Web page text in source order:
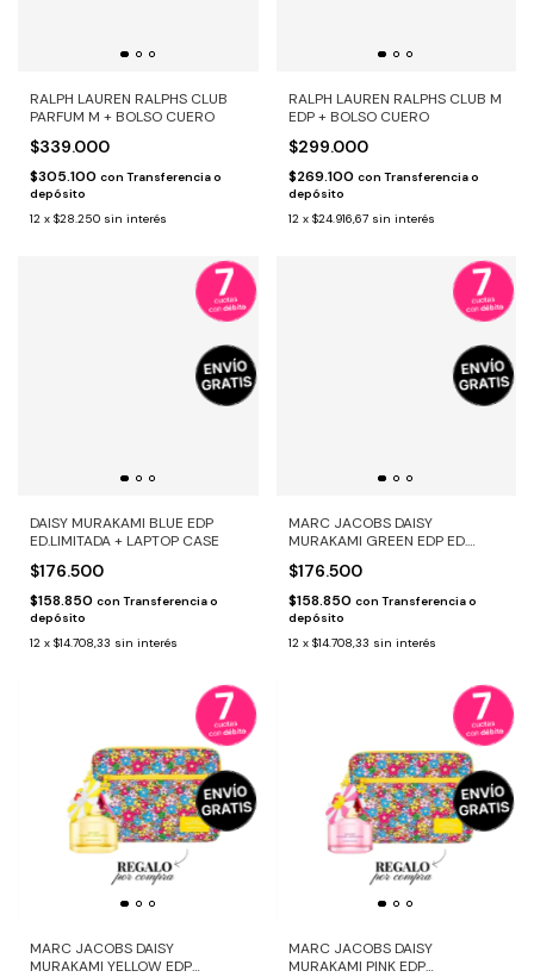
RALPH LAUREN RALPHS CLUB
PARFUM M + BOLSO CUERO
$339.000
$305.100 con Transferencia o
depósito
12 x $28.250 sin interés
RALPH LAUREN RALPHS CLUB M
EDP + BOLSO CUERO
$299.000
$269.100 con Transferencia o
depósito
12 x $24.916,67 sin interés
DAISY MURAKAMI BLUE EDP
ED.LIMITADA + LAPTOP CASE
$176.500
$158.850 con Transferencia o
depósito
12 x $14.708,33 sin interés
MARC JACOBS DAISY
MURAKAMI GREEN EDP ED.
$176.500
$158.850 con Transferencia o
depósito
12 x $14.708,33 sin interés
MARC JACOBS DAISY
MURAKAMI YELLOW EDP
MARC JACOBS DAISY
MURAKAMI PINK EDP